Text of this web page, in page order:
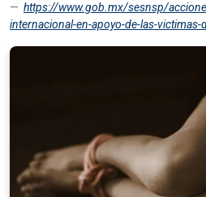
https://www.gob.mx/sesnsp/
internacional-en-apoyo-de-las-victimas-